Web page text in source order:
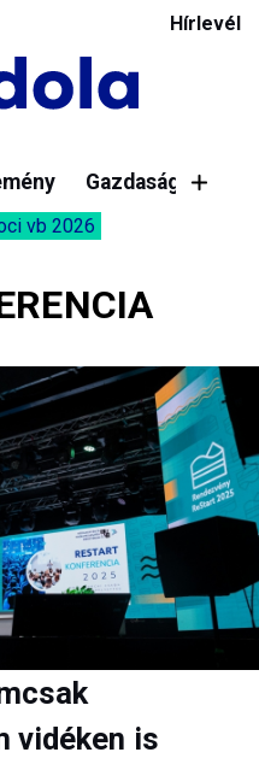
Hírlevél
Gazdaság
vb 2026
vidéken is